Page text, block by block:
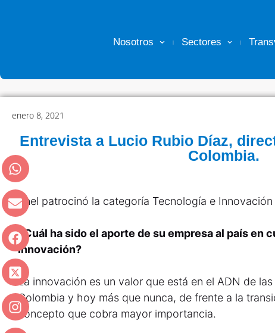
Nosotros Sectores
enero 8, 2021
Entrevista a Lucio Rubio Díaz,
Colombia.
Enel patrocinó la categoría Tecnología e
¿Cuál ha sido el aporte de su empresa al país en
innovación?
La innovación es un valor que está en el ADN de
Colombia y hoy más que nunca, de frente a la
concepto que cobra mayor importancia.